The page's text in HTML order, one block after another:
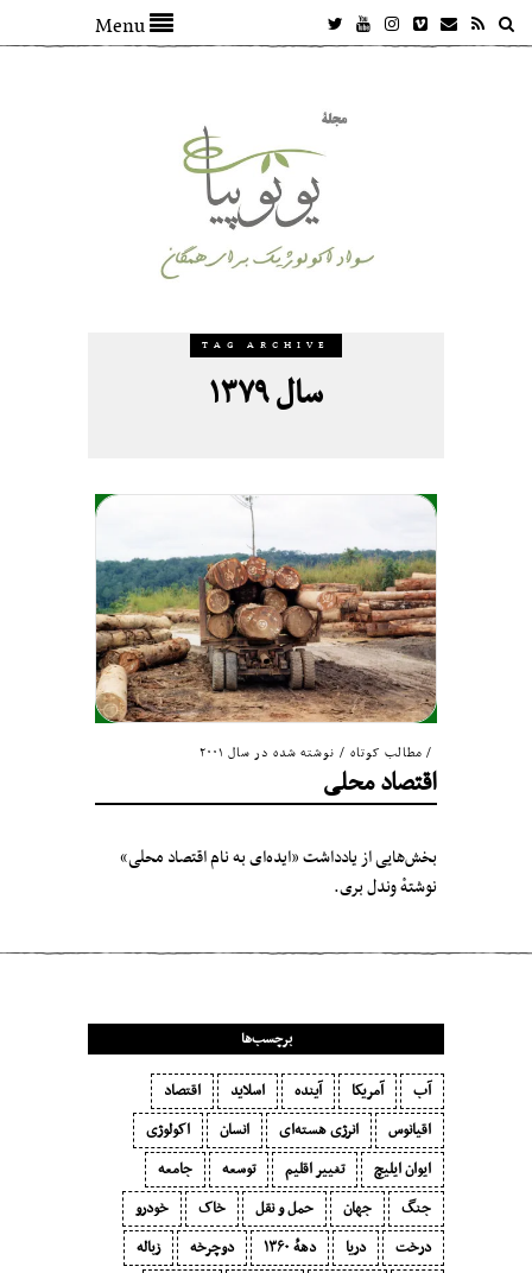
Menu
TAG ARCHIVE
سال ۱۳۷۹
مطالب کوتاه / نوشته شده در سال ۲۰۰۱
اقتصاد محلی
بخش‌هایی از یادداشت «ایده‌ای به نام اقتصاد محلی»
نوشتهٔ وندل بری.
برچسب‌ها
آب آمریکا آینده اسلاید
اقتصاد
اقیانوس
انرژی هسته‌ای انسان
اکولوژی
ایوان ایلیچ
تغییر اقلیم توسعه
جامعه
جنگ
جهان حمل و نقل خاک
خودرو
درخت
دریا دههٔ ۱‍۳۶۰ دوچرخه
زباله